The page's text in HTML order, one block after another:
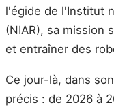
l'égide de l'Institut
(NIAR), sa mission
et entraîner des
Ce jour-là, dans
précis : de 2026 à